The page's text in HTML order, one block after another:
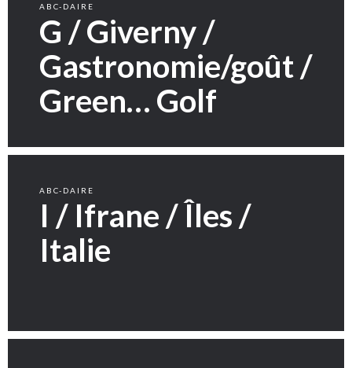
ABC-DAIRE
G / Giverny /
Gastronomie/goût /
Green… Golf
ABC-DAIRE
I / Ifrane / Îles /
Italie